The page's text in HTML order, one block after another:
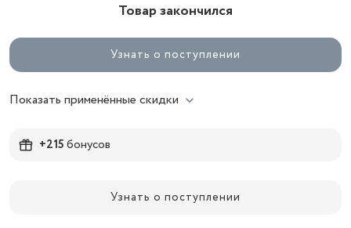
Товар закончился
Узнать о поступлении
Показать применённые скидки
+215бонусов
Узнать о поступлении